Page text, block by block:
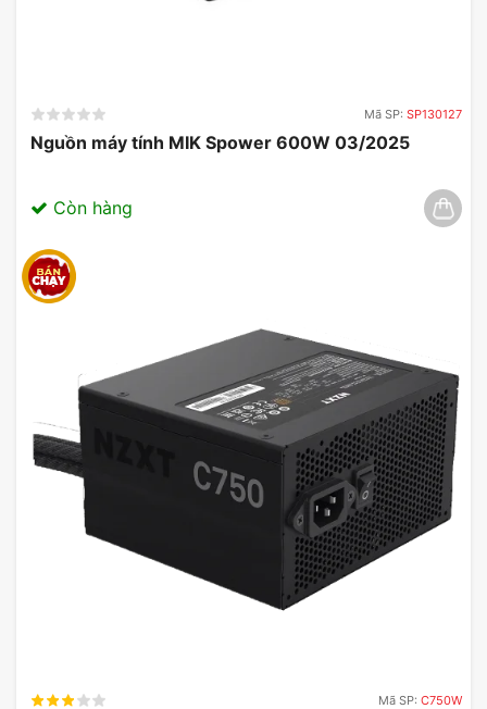
Mã SP: SP130127
Nguồn máy tính MIK Spower 600W 03/2025
Còn hàng
Mã SP: C750W